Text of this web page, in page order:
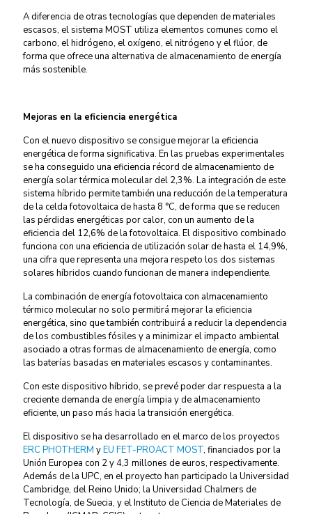
A diferencia de otras tecnologías que dependen de materiales
escasos, el sistema MOST utiliza elementos comunes como el
carbono, el hidrógeno, el oxígeno, el nitrógeno y el flúor, de
forma que ofrece una alternativa de almacenamiento de energía
más sostenible.
Mejoras en la eficiencia energética
Con el nuevo dispositivo se consigue mejorar la eficiencia
energética de forma significativa. En las pruebas experimentales
se ha conseguido una eficiencia récord de almacenamiento de
energía solar térmica molecular del 2,3%. La integración de este
sistema híbrido permite también una reducción de la temperatura
de la celda fotovoltaica de hasta 8 °C, de forma que se reducen
las pérdidas energéticas por calor, con un aumento de la
eficiencia del 12,6% de la fotovoltaica. El dispositivo combinado
funciona con una eficiencia de utilización solar de hasta el 14,9%,
una cifra que representa una mejora respeto los dos sistemas
solares híbridos cuando funcionan de manera independiente.
La combinación de energía fotovoltaica con almacenamiento
térmico molecular no solo permitirá mejorar la eficiencia
energética, sino que también contribuirá a reducir la dependencia
de los combustibles fósiles y a minimizar el impacto ambiental
asociado a otras formas de almacenamiento de energía, como
las baterías basadas en materiales escasos y contaminantes.
Con este dispositivo híbrido, se prevé poder dar respuesta a la
creciente demanda de energía limpia y de almacenamiento
eficiente, un paso más hacia la transición energética.
El dispositivo se ha desarrollado en el marco de los proyectos
ERC PHOTHERM yEU FET-PROACT MOST, financiados por la
Unión Europea con 2 y 4,3 millones de euros, respectivamente.
Además de la UPC, en el proyecto han participado la Universidad
Cambridge, del Reino Unido; la Universidad Chalmers de
Tecnología, de Suecia, y el Instituto de Ciencia de Materiales de